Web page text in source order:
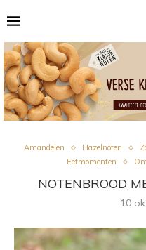
Amandelen Hazelnoten
Eetmomenten
NOTENBROOD
10